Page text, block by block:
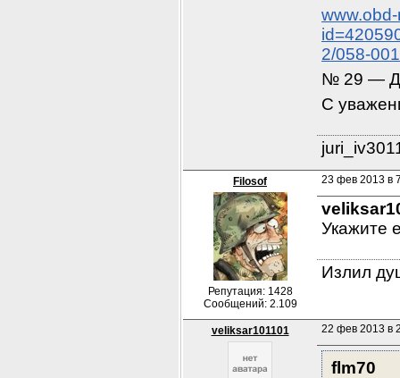
2/058-
№ 29 —
С
Filosof
Репутация: 1428
Сообщений: 2.109
23 фев 2013 в
Укажите
Излил
veliksar101101 22 фев 2013 в
flm70